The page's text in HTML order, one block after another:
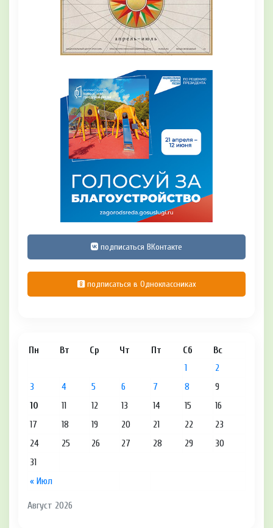
подписаться ВКонтакте
подписаться в Одноклассниках
Август 2026
Пн Вт Ср Чт Пт Сб Вс
« Июл
1
2
3
4 5 6 7 8
9
10
11 12 13 14 15
16
17
18 19 20 21 22
23
24
25 26 27 28 29
30
31